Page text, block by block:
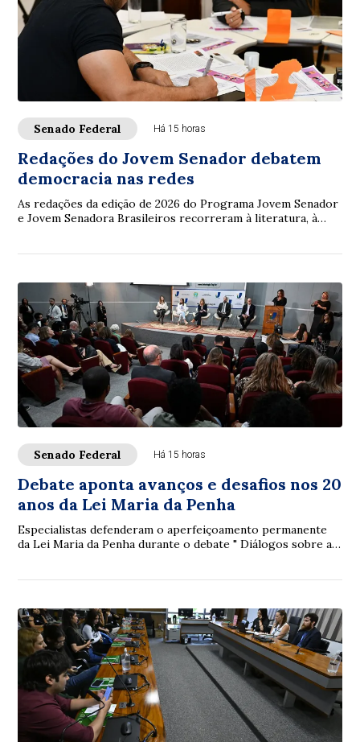
Senado Federal Há 15 horas
Redações do Jovem Senador debatem
democracia nas redes
As redações da edição de 2026 do Programa Jovem Senador
e Jovem Senadora Brasileiros recorreram à literatura, à
Senado Federal Há 15 horas
Debate aponta avanços e desafios nos 20
anos da Lei Maria da Penha
Especialistas defenderam o aperfeiçoamento permanente
da Lei Maria da Penha durante o debate " Diálogos sobre a